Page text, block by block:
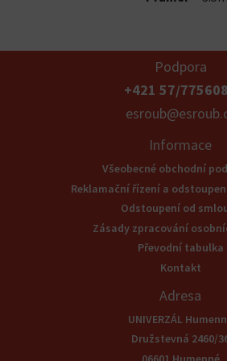
Podpora
+421 57/
Informace
Všeobecné obchodní
Reklamační řízení a
Odstoupení od
Zásady zpracování
Převodní tabulka
Kontakt
Adresa
UNIVERZÁL
Družstevná 2460/